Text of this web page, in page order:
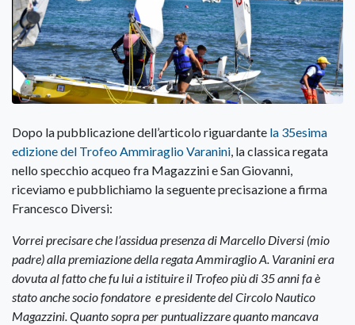
Dopo la pubblicazione dell’articolo riguardante la 35esima
edizione del Trofeo Ammiraglio Varanini, la classica regata
nello specchio acqueo fra Magazzini e San Giovanni,
riceviamo e pubblichiamo la seguente precisazione a firma
Francesco Diversi:
Vorrei precisare che l’assidua presenza di Marcello Diversi (mio
padre) alla premiazione della regata Ammiraglio A. Varanini era
dovuta al fatto che fu lui a istituire il Trofeo più di 35 anni fa è
stato anche socio fondatore e presidente del Circolo Nautico
Magazzini. Quanto sopra per puntualizzare quanto mancava